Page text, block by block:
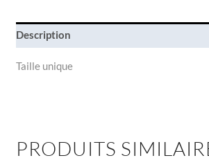
Description
Taille unique
PRODUITS